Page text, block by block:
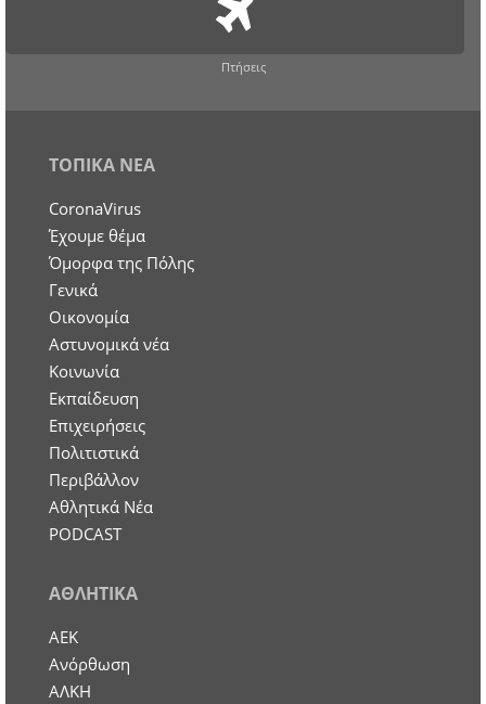
Πτήσεις
ΤΟΠΙΚΑ ΝΕΑ
CoronaVirus
Έχουμε θέμα
Όμορφα της Πόλης
Γενικά
Οικονομία
Aστυνομικά νέα
Κοινωνία
Εκπαίδευση
Επιχειρήσεις
Πολιτιστικά
Περιβάλλον
Αθλητικά Νέα
PODCAST
ΑΘΛΗΤΙΚΑ
ΑΕΚ
Ανόρθωση
ΑΛΚΗ